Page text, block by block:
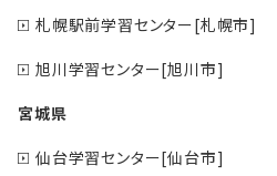
札幌駅前学習センター[札幌市]
旭川学習センター[旭川市]
宮城県
仙台学習センター[仙台市]